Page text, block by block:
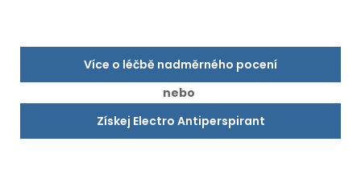
Více o léčbě nadměrného pocení
nebo
Získej Electro Antiperspirant